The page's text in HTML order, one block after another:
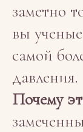
заметно
вы
самой
давления.
Почему